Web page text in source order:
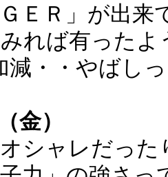
ＥＲ」が出来
れば有った
・・やばしっ
金）
シャレだった